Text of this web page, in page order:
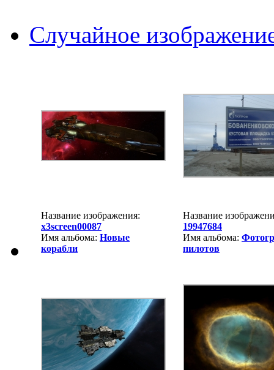
Случайное
Название изображения:
x3screen00087
Имя альбома: Новые
корабли
Название
19947684
Имя альбома:
пилотов